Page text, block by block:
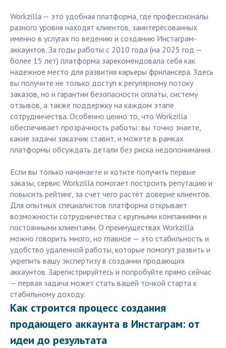
Workzilla — это удобная платформа, где профессионалы
разного уровня находят клиентов, заинтересованных
именно в услугах по ведению и созданию Инстаграм-
аккаунтов. За годы работы с 2010 года (на 2025 год —
более 15 лет) платформа зарекомендовала себя как
надежное место для развития карьеры фрилансера. Здесь
вы получите не только доступ к регулярному потоку
заказов, но и гарантии безопасности оплаты, систему
отзывов, а также поддержку на каждом этапе
сотрудничества. Особенно ценно то, что Workzilla
обеспечивает прозрачность работы: вы точно знаете,
какие задачи заказчик ставит, и можете в рамках
платформы обсуждать детали без риска недопонимания.
Если вы только начинаете и хотите получить первые
заказы, сервис Workzilla помогает построить репутацию и
повысить рейтинг, за счет чего растёт доверие клиентов.
Для опытных специалистов платформа открывает
возможности сотрудничества с крупными компаниями и
постоянными клиентами. О преимуществах Workzilla
можно говорить много, но главное — это стабильность и
удобство удаленной работы, которые помогут развить и
укрепить вашу экспертизу в создании продающих
аккаунтов. Зарегистрируйтесь и попробуйте прямо сейчас
— первая задача может стать вашей точкой старта к
стабильному доходу.
Как строится процесс создания
продающего аккаунта в Инстаграм: от
идеи до результата